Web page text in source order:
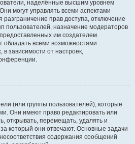
наделённые высшим уровнем
могут управлять всеми аспектами
прав доступа, отключение
пользователей, назначение модераторов
им создателем
обладать всеми возможностями
зависимости от настроек,
(или группы пользователей), которые
Они имеют право редактировать или
открывать, перемещать, удалять и
который они отвечают. Основные задачи
содержания сообщений